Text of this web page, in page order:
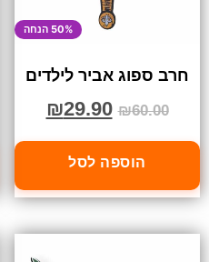
50% הנחה
חרב ספוג אביר לילדים
₪60.00
₪29.90
הוספה לסל